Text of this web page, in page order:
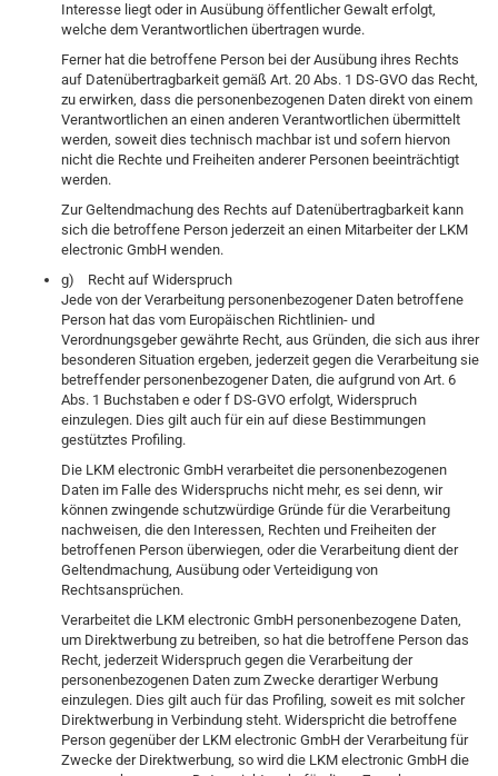
Interesse liegt oder in Ausübung öffentlicher Gewalt erfolgt,
welche dem Verantwortlichen übertragen wurde.
Ferner hat die betroffene Person bei der Ausübung ihres Rechts
auf Datenübertragbarkeit gemäß Art. 20 Abs. 1 DS-GVO das Recht,
zu erwirken, dass die personenbezogenen Daten direkt von einem
Verantwortlichen an einen anderen Verantwortlichen übermittelt
werden, soweit dies technisch machbar ist und sofern hiervon
nicht die Rechte und Freiheiten anderer Personen beeinträchtigt
werden.
Zur Geltendmachung des Rechts auf Datenübertragbarkeit kann
sich die betroffene Person jederzeit an einen Mitarbeiter der LKM
electronic GmbH wenden.
g) Recht auf Widerspruch
Jede von der Verarbeitung personenbezogener Daten betroffene
Person hat das vom Europäischen Richtlinien- und
Verordnungsgeber gewährte Recht, aus Gründen, die sich aus ihrer
besonderen Situation ergeben, jederzeit gegen die Verarbeitung sie
betreffender personenbezogener Daten, die aufgrund von Art. 6
Abs. 1 Buchstaben e oder f DS-GVO erfolgt, Widerspruch
einzulegen. Dies gilt auch für ein auf diese Bestimmungen
gestütztes Profiling.
Die LKM electronic GmbH verarbeitet die personenbezogenen
Daten im Falle des Widerspruchs nicht mehr, es sei denn, wir
können zwingende schutzwürdige Gründe für die Verarbeitung
nachweisen, die den Interessen, Rechten und Freiheiten der
betroffenen Person überwiegen, oder die Verarbeitung dient der
Geltendmachung, Ausübung oder Verteidigung von
Rechtsansprüchen.
Verarbeitet die LKM electronic GmbH personenbezogene Daten,
um Direktwerbung zu betreiben, so hat die betroffene Person das
Recht, jederzeit Widerspruch gegen die Verarbeitung der
personenbezogenen Daten zum Zwecke derartiger Werbung
einzulegen. Dies gilt auch für das Profiling, soweit es mit solcher
Direktwerbung in Verbindung steht. Widerspricht die betroffene
Person gegenüber der LKM electronic GmbH der Verarbeitung für
Zwecke der Direktwerbung, so wird die LKM electronic GmbH die